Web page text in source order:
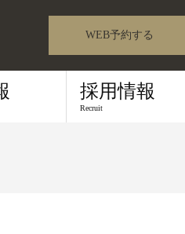
WEB予約する
採用情報
Recruit